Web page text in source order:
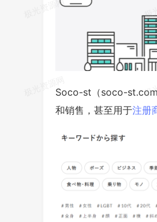
Soco-st（soco-st.com
和销售，甚至用于注册